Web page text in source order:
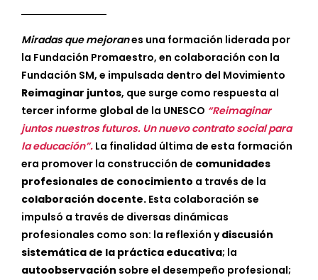
Miradas que mejoranes una formación liderada por
la Fundación Promaestro, en colaboración con la
Fundación SM, e impulsada dentro del Movimiento
Reimaginar juntos, que surge como respuesta al
tercer informe global de la UNESCO “Reimaginar
juntos nuestros futuros. Un nuevo contrato social para
la educación”. La finalidad última de esta formación
era promover la construcción de comunidades
profesionales de conocimiento a través de la
colaboración docente. Esta colaboración se
impulsó a través de diversas dinámicas
profesionales como son: la reflexión ydiscusión
sistemática de la práctica educativa; la
autoobservación sobre el desempeño profesional;